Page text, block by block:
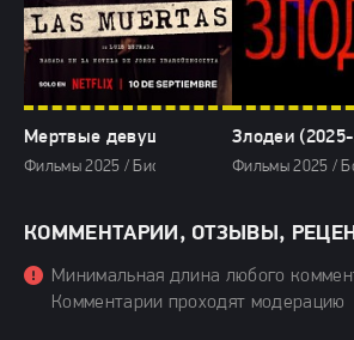
Мертвые девушки (2025)
Фильмы 2025 / Биографические фильмы
Злодеи (2025-
Фильмы 2025 /
КОММЕНТАРИИ, ОТЗЫВЫ,
Минимальная длина любого
Комментарии проходят модерацию